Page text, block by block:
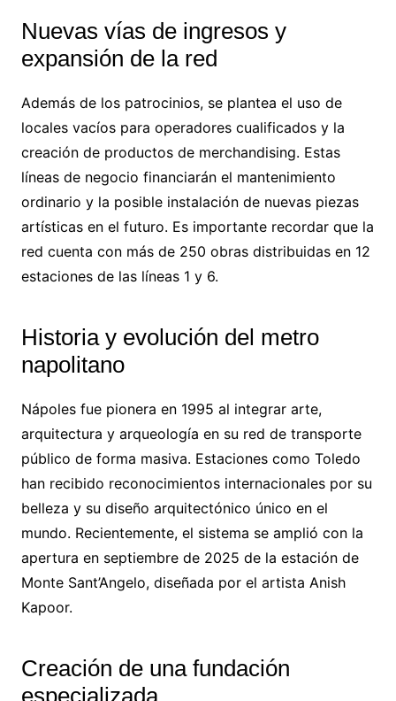
Nuevas vías de ingresos y
expansión de la red
Además de los patrocinios, se plantea el uso de
locales vacíos para operadores cualificados y la
creación de productos de merchandising. Estas
líneas de negocio financiarán el mantenimiento
ordinario y la posible instalación de nuevas piezas
artísticas en el futuro. Es importante recordar que la
red cuenta con más de 250 obras distribuidas en 12
estaciones de las líneas 1 y 6.
Historia y evolución del metro
napolitano
Nápoles fue pionera en 1995 al integrar arte,
arquitectura y arqueología en su red de transporte
público de forma masiva. Estaciones como Toledo
han recibido reconocimientos internacionales por su
belleza y su diseño arquitectónico único en el
mundo. Recientemente, el sistema se amplió con la
apertura en septiembre de 2025 de la estación de
Monte Sant’Angelo, diseñada por el artista Anish
Kapoor.
Creación de una fundación
especializada